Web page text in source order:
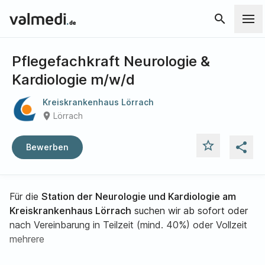
search
Pflegefachkraft Neurologie &
Kardiologie m/w/d
Kreiskrankenhaus Lörrach
place Lörrach
Bewerben star_outline share
Für die Station der Neurologie und Kardiologie am
Kreiskrankenhaus Lörrach suchen wir ab sofort oder
nach Vereinbarung in Teilzeit (mind. 40%) oder Vollzeit
mehrere